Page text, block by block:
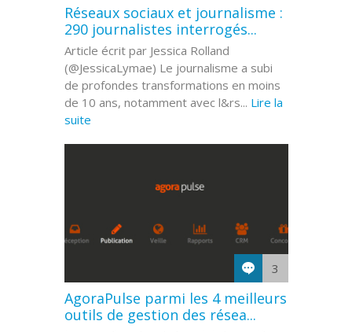
Réseaux sociaux et journalisme :
290 journalistes interrogés...
Article écrit par Jessica Rolland
(@JessicaLymae) Le journalisme a subi
de profondes transformations en moins
de 10 ans, notamment avec l&rs... Lire la
suite
3
AgoraPulse parmi les 4 meilleurs
outils de gestion des résea...